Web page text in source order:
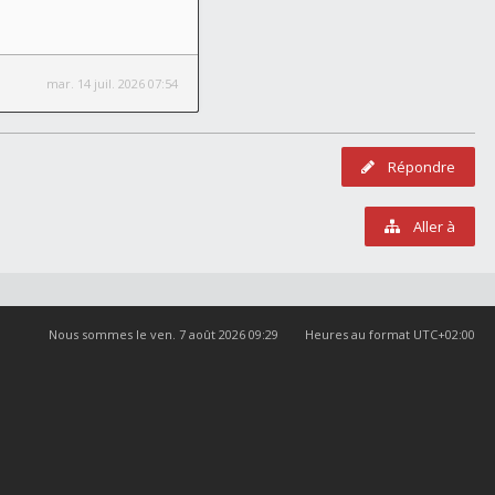
mar. 14 juil. 2026 07:54
Répondre
Aller à
Heures au format UTC+02:00
Nous sommes le ven. 7 août 2026 09:29